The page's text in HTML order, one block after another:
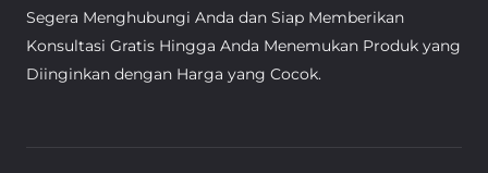
Segera Menghubungi Anda dan Siap Memberikan
Konsultasi Gratis Hingga Anda Menemukan Produk yang
Diinginkan dengan Harga yang Cocok.